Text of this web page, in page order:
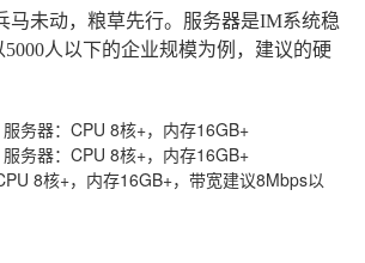
马未动，粮草先行。服务器是IM系统稳
人以下的企业规模为例，建议的硬
务器：CPU 8核+，内存16GB+
务器：CPU 8核+，内存16GB+
8核+，内存16GB+，带宽建议8Mbps以